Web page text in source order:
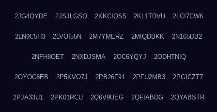
2JG4QYDE 2JSJLGSQ 2KKCIQS5 2KL1TDVU 2LCI7CW6
2LN9C5H3 2LVOI55N 2M7YMERZ 2MIQDBKK 2N165DB2
2NFH8OET 2NXDJSMA 2OC6YQYJ 2ODHTNIQ
2OYOC8EB 2P5KVO7J 2PB26F91 2PFU2MB3 2PGICZT7
2PJA33U1 2PK01RCU 2Q6V9UEG 2QFIABDG 2QYABSTR